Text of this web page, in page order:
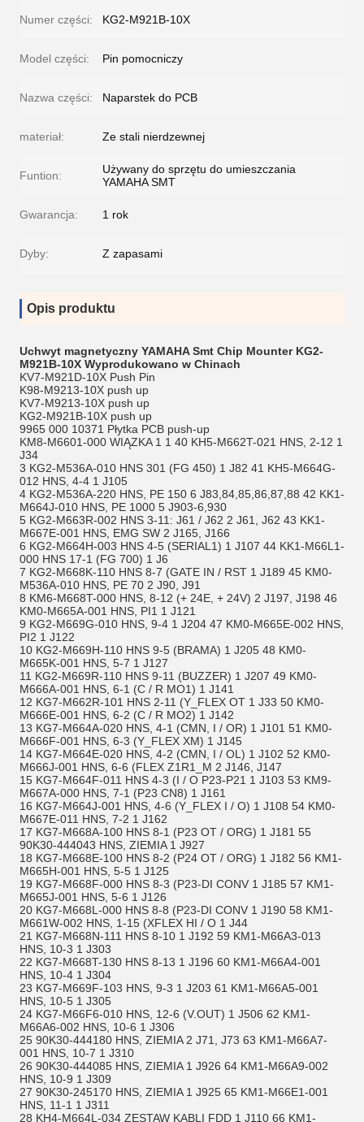
Numer części: KG2-M921B-10X
Model części: Pin pomocniczy
Nazwa części: Naparstek do PCB
materiał: Ze stali nierdzewnej
Funtion:
Używany do sprzętu do umieszczania
YAMAHA SMT
Gwarancja: 1 rok
Dyby: Z zapasami
Opis produktu
Uchwyt magnetyczny YAMAHA Smt Chip Mounter KG2-
M921B-10X Wyprodukowano w Chinach
KV7-M921D-10X Push Pin
K98-M9213-10X push up
KV7-M9213-10X push up
KG2-M921B-10X push up
9965 000 10371 Płytka PCB push-up
KM8-M6601-000 WIĄZKA 1 1 40 KH5-M662T-021 HNS, 2-12 1
J34
3 KG2-M536A-010 HNS 301 (FG 450) 1 J82 41 KH5-M664G-
012 HNS, 4-4 1 J105
4 KG2-M536A-220 HNS, PE 150 6 J83,84,85,86,87,88 42 KK1-
M664J-010 HNS, PE 1000 5 J903-6,930
5 KG2-M663R-002 HNS 3-11: J61 / J62 2 J61, J62 43 KK1-
M667E-001 HNS, EMG SW 2 J165, J166
6 KG2-M664H-003 HNS 4-5 (SERIAL1) 1 J107 44 KK1-M66L1-
000 HNS 17-1 (FG 700) 1 J6
7 KG2-M668K-110 HNS 8-7 (GATE IN / RST 1 J189 45 KM0-
M536A-010 HNS, PE 70 2 J90, J91
8 KM6-M668T-000 HNS, 8-12 (+ 24E, + 24V) 2 J197, J198 46
KM0-M665A-001 HNS, PI1 1 J121
9 KG2-M669G-010 HNS, 9-4 1 J204 47 KM0-M665E-002 HNS,
PI2 1 J122
10 KG2-M669H-110 HNS 9-5 (BRAMA) 1 J205 48 KM0-
M665K-001 HNS, 5-7 1 J127
11 KG2-M669R-110 HNS 9-11 (BUZZER) 1 J207 49 KM0-
M666A-001 HNS, 6-1 (C / R MO1) 1 J141
12 KG7-M662R-101 HNS 2-11 (Y_FLEX OT 1 J33 50 KM0-
M666E-001 HNS, 6-2 (C / R MO2) 1 J142
13 KG7-M664A-020 HNS, 4-1 (CMN, I / OR) 1 J101 51 KM0-
M666F-001 HNS, 6-3 (Y_FLEX XM) 1 J145
14 KG7-M664E-020 HNS, 4-2 (CMN, I / OL) 1 J102 52 KM0-
M666J-001 HNS, 6-6 (FLEX Z1R1_M 2 J146, J147
15 KG7-M664F-011 HNS 4-3 (I / O P23-P21 1 J103 53 KM9-
M667A-000 HNS, 7-1 (P23 CN8) 1 J161
16 KG7-M664J-001 HNS, 4-6 (Y_FLEX I / O) 1 J108 54 KM0-
M667E-011 HNS, 7-2 1 J162
17 KG7-M668A-100 HNS 8-1 (P23 OT / ORG) 1 J181 55
90K30-444043 HNS, ZIEMIA 1 J927
18 KG7-M668E-100 HNS 8-2 (P24 OT / ORG) 1 J182 56 KM1-
M665H-001 HNS, 5-5 1 J125
19 KG7-M668F-000 HNS 8-3 (P23-DI CONV 1 J185 57 KM1-
M665J-001 HNS, 5-6 1 J126
20 KG7-M668L-000 HNS 8-8 (P23-DI CONV 1 J190 58 KM1-
M661W-002 HNS, 1-15 (XFLEX HI / O 1 J44
21 KG7-M668N-111 HNS 8-10 1 J192 59 KM1-M66A3-013
HNS, 10-3 1 J303
22 KG7-M668T-130 HNS 8-13 1 J196 60 KM1-M66A4-001
HNS, 10-4 1 J304
23 KG7-M669F-103 HNS, 9-3 1 J203 61 KM1-M66A5-001
HNS, 10-5 1 J305
24 KG7-M66F6-010 HNS, 12-6 (V.OUT) 1 J506 62 KM1-
M66A6-002 HNS, 10-6 1 J306
25 90K30-444180 HNS, ZIEMIA 2 J71, J73 63 KM1-M66A7-
001 HNS, 10-7 1 J310
26 90K30-444085 HNS, ZIEMIA 1 J926 64 KM1-M66A9-002
HNS, 10-9 1 J309
27 90K30-245170 HNS, ZIEMIA 1 J925 65 KM1-M66E1-001
HNS, 11-1 1 J311
28 KH4-M664L-034 ZESTAW KABLI FDD 1 J110 66 KM1-